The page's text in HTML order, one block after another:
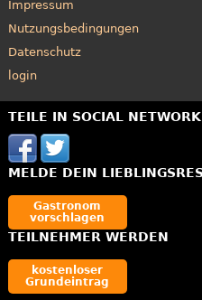
Impressum
Nutzungsbedingungen
Datenschutz
login
TEILE IN SOCIAL
MELDE DEIN
Gastronom
vorschlagen
TEILNEHMER WERDEN
kostenloser
Grundeintrag